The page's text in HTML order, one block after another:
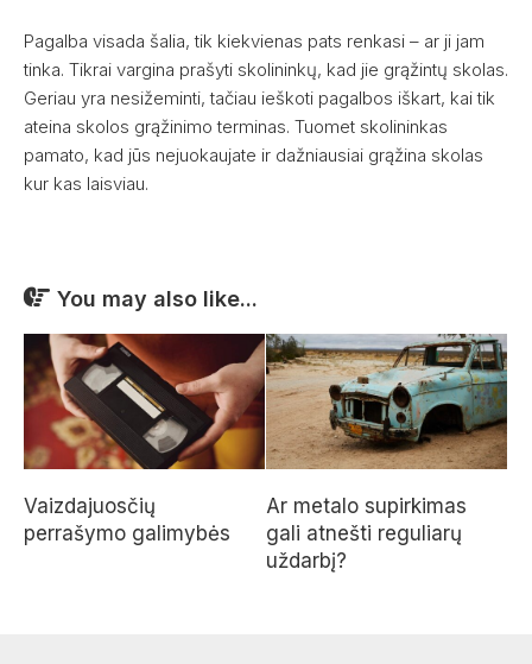
Pagalba visada šalia, tik kiekvienas pats renkasi – ar ji jam
tinka. Tikrai vargina prašyti skolininkų, kad jie grąžintų skolas.
Geriau yra nesižeminti, tačiau ieškoti pagalbos iškart, kai tik
ateina skolos grąžinimo terminas. Tuomet skolininkas
pamato, kad jūs nejuokaujate ir dažniausiai grąžina skolas
kur kas laisviau.
You may also like...
Vaizdajuosčių
perrašymo galimybės
Ar metalo supirkimas
gali atnešti reguliarų
uždarbį?